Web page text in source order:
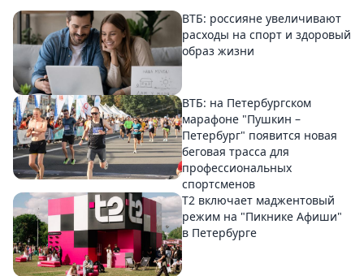
ВТБ: россияне увеличивают
расходы на спорт и здоровый
образ жизни
ВТБ: на Петербургском
марафоне "Пушкин –
Петербург" появится новая
беговая трасса для
профессиональных
спортсменов
Т2 включает маджентовый
режим на "Пикнике Афиши"
в Петербурге